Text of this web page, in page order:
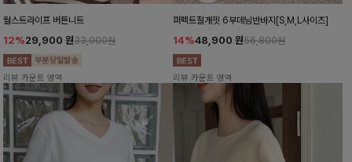
월스트라이프 버튼니트
12%29,900 원33,900원
리뷰 카운트 영역
퍼펙트절개핏 6부데님반바지[S,M,L사이즈]
14%48,900 원56,800원
리뷰 카운트 영역